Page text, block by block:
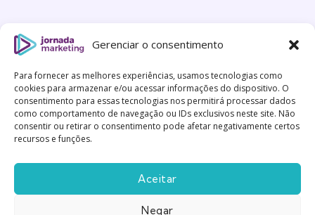
Gerenciar o consentimento
Para fornecer as melhores experiências, usamos tecnologias como
cookies para armazenar e/ou acessar informações do dispositivo. O
consentimento para essas tecnologias nos permitirá processar dados
como comportamento de navegação ou IDs exclusivos neste site. Não
consentir ou retirar o consentimento pode afetar negativamente certos
recursos e funções.
Aceitar
Negar
Política de Privacidade